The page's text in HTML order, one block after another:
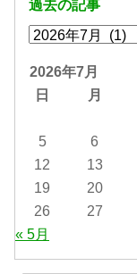
過去の記事
2026年7月
日
月
5
6
12
13
19
20
26
27
« 5月